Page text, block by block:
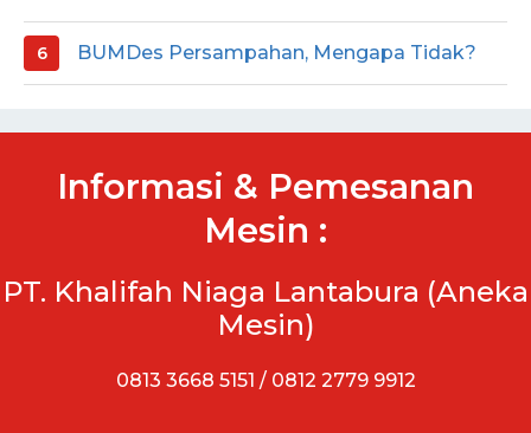
BUMDes Persampahan, Mengapa Tidak?
Informasi & Pemesanan
Mesin :
PT. Khalifah Niaga Lantabura (Aneka
Mesin)
0813 3668 5151 / 0812 2779 9912